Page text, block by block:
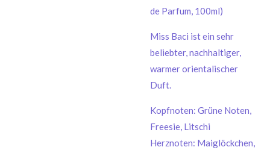
de Parfum, 100ml)
Miss Baci ist ein sehr
beliebter, nachhaltiger,
warmer orientalischer
Duft.
Kopfnoten: Grüne Noten,
Freesie, Litschi
Herznoten: Maiglöckchen,